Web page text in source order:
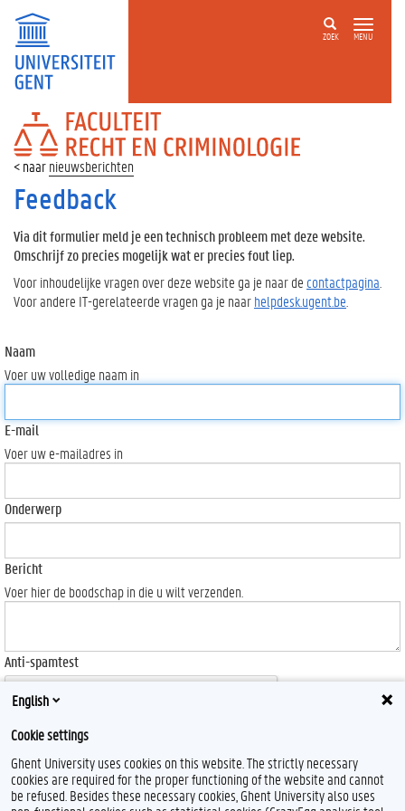
ZOEK MENU
FACULTEIT
RECHT
EN
CRIMINOLOGIE
nieuwsberichten
Feedback
Via dit formulier meld je een technisch probleem met deze website.
Omschrijf zo precies mogelijk wat er precies fout liep.
Voor inhoudelijke vragen over deze website ga je naar de contactpagina
Voor andere IT-gerelateerde vragen ga je naarhelpdesk.ugent.be
Naam
Voer uw volledige naam in
E-mail
Voer uw e-mailadres in
Onderwerp
Bericht
Voer hier de boodschap in die u wilt verzenden.
Anti-spamtest
Send
English
Cookie settings
Ghent University uses cookies on this website. The strictly necessary
cookies are required for the proper functioning of the website and cannot
be refused. Besides these necessary cookies, Ghent University also uses